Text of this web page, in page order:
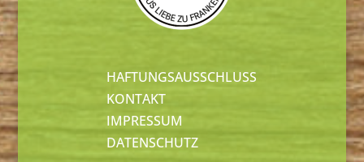
HAFTUNGSAUSSCHLUSS
KONTAKT
IMPRESSUM
DATENSCHUTZ